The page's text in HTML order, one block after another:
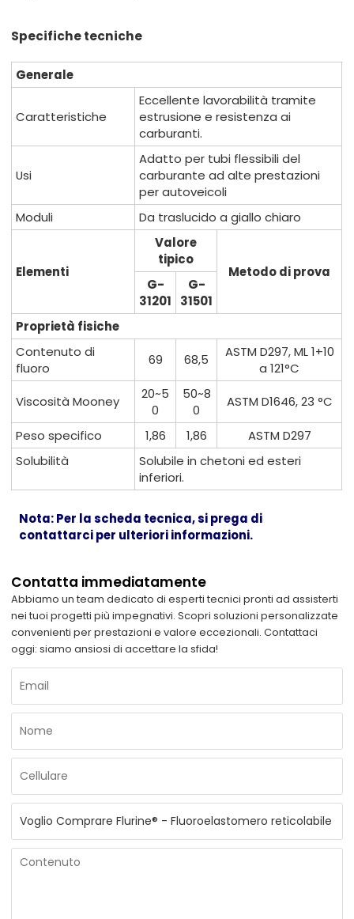
Specifiche tecniche
Generale
Caratteristiche
Eccellente lavorabilità tramite
estrusione e resistenza ai
carburanti.
Usi
Adatto per tubi flessibili del
carburante ad alte prestazioni
per autoveicoli
Moduli
Da traslucido a giallo chiaro
Elementi
Valore
tipico
Metodo di prova
G-
31201
G-
31501
Proprietà fisiche
Contenuto di
fluoro
69 68,5
ASTM D297, ML 1+10
a 121°C
Viscosità Mooney
20~5
0
50~8
0
ASTM D1646, 23 °C
Peso specifico 1,86 1,86
ASTM D297
Solubilità
Solubile in chetoni ed esteri
inferiori.
Nota: Per la scheda tecnica, si prega di
contattarci per ulteriori informazioni.
Contatta immediatamente
Abbiamo un team dedicato di esperti tecnici pronti ad assisterti
nei tuoi progetti più impegnativi. Scopri soluzioni personalizzate
convenienti per prestazioni e valore eccezionali. Contattaci
oggi: siamo ansiosi di accettare la sfida!